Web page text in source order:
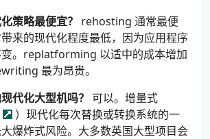
策略最便宜？ rehosting 通常最便
来的现代化程度最低，因为应用程序
变。replatforming 以适中的成本增加
最为昂贵。
代化大型机吗？ 可以。增量式
）现代化每次替换或转换系统的一
爆炸式风险。大多数英国大型项目会